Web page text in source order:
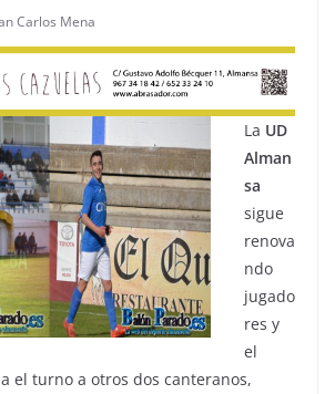
Carlos Mena
La UD
Alman
sa
sigue
renova
ndo
jugado
res y
el
el turno a otros dos canteranos,